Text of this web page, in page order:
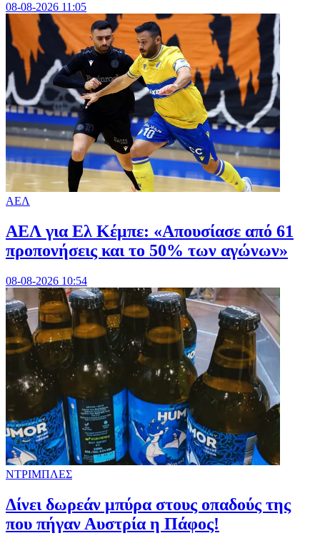
08-08-2026 11:05
ΑΕΛ
ΑΕΛ για Ελ Κέμπε: «Απουσίασε από 61
προπονήσεις και το 50% των αγώνων»
08-08-2026 10:54
ΝΤΡΙΜΠΛΕΣ
Δίνει δωρεάν μπύρα στους οπαδούς της
που πήγαν Αυστρία η Πάφος!